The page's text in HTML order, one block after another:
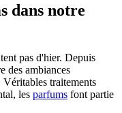
dans notre
pas d'hier. Depuis
des ambiances
Véritables traitements
les parfums font partie